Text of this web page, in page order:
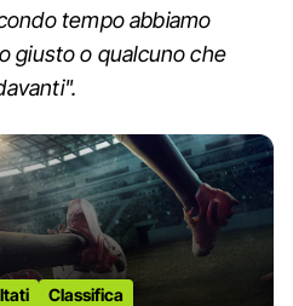
tempo abbiamo
giusto o qualcuno che
Classifica